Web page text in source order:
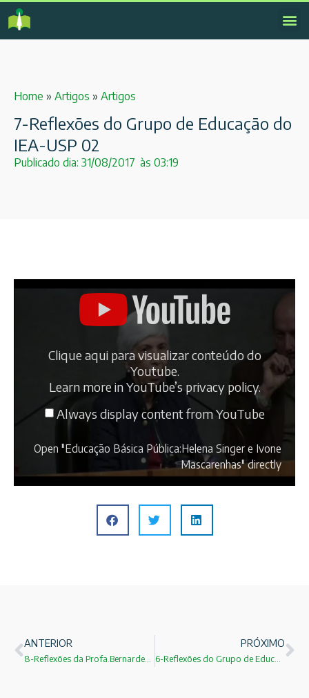
Home » Artigos » Artigos
7-Reflexões do Grupo de Educação do
IEA-USP 02
Publicado dia: 31/08/2017 às 03:19
Clique aqui para visualizar conteúdo do
Youtube.
Learn more inYouTube’s privacy policy.
Always display content from YouTube
Open "Educação Básica Pública:Helena Singer e Ivone
Mascarenhas" directly
ANTERIOR PRÓXIMO
6-Reflexões do Grupo de Educação do IEA-USP 01